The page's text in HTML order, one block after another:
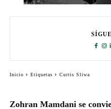
Zohran Mamdani se
Inicio Etiquetas Curtis Sliwa